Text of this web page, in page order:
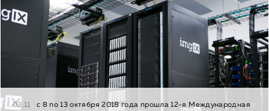
03.11
с 8 по 13 октября 2018 года прошла 12-я Международная